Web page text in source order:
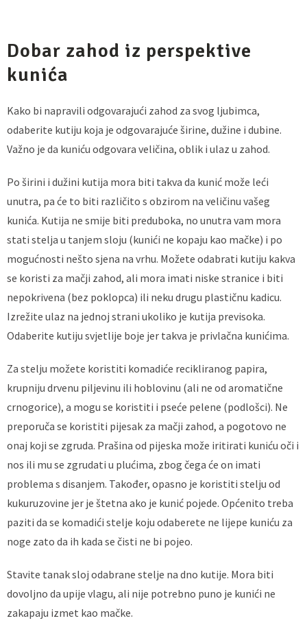
Dobar zahod iz perspektive
kunića
Kako bi napravili odgovarajući zahod za svog ljubimca,
odaberite kutiju koja je odgovarajuće širine, dužine i dubine.
Važno je da kuniću odgovara veličina, oblik i ulaz u zahod.
Po širini i dužini kutija mora biti takva da kunić može leći
unutra, pa će to biti različito s obzirom na veličinu vašeg
kunića. Kutija ne smije biti preduboka, no unutra vam mora
stati stelja u tanjem sloju (kunići ne kopaju kao mačke) i po
mogućnosti nešto sjena na vrhu. Možete odabrati kutiju kakva
se koristi za mačji zahod, ali mora imati niske stranice i biti
nepokrivena (bez poklopca) ili neku drugu plastičnu kadicu.
Izrežite ulaz na jednoj strani ukoliko je kutija previsoka.
Odaberite kutiju svjetlije boje jer takva je privlačna kunićima.
Za stelju možete koristiti komadiće recikliranog papira,
krupniju drvenu piljevinu ili hoblovinu (ali ne od aromatične
crnogorice), a mogu se koristiti i pseće pelene (podlošci). Ne
preporuča se koristiti pijesak za mačji zahod, a pogotovo ne
onaj koji se zgruda. Prašina od pijeska može iritirati kuniću oči i
nos ili mu se zgrudati u plućima, zbog čega će on imati
problema s disanjem. Također, opasno je koristiti stelju od
kukuruzovine jer je štetna ako je kunić pojede. Općenito treba
paziti da se komadići stelje koju odaberete ne lijepe kuniću za
noge zato da ih kada se čisti ne bi pojeo.
Stavite tanak sloj odabrane stelje na dno kutije. Mora biti
dovoljno da upije vlagu, ali nije potrebno puno je kunići ne
zakapaju izmet kao mačke.